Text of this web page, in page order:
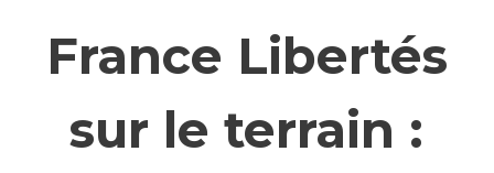
France Libertés
sur le terrain :